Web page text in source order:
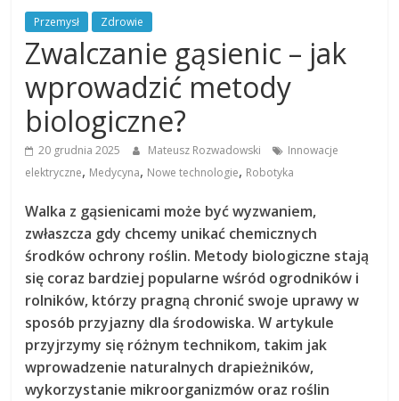
Przemysł Zdrowie
Zwalczanie gąsienic – jak
wprowadzić metody
biologiczne?
20 grudnia 2025 Mateusz Rozwadowski
Innowacje
elektryczne, Medycyna, Nowe technologie, Robotyka
Walka z gąsienicami może być wyzwaniem,
zwłaszcza gdy chcemy unikać chemicznych
środków ochrony roślin. Metody biologiczne stają
się coraz bardziej popularne wśród ogrodników i
rolników, którzy pragną chronić swoje uprawy w
sposób przyjazny dla środowiska. W artykule
przyjrzymy się różnym technikom, takim jak
wprowadzenie naturalnych drapieżników,
wykorzystanie mikroorganizmów oraz roślin